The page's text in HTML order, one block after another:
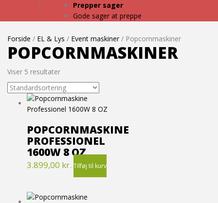
Prepper sager
Gode sager at preppe
Forside / EL & Lys / Event maskiner / Popcornmaskiner
POPCORNMASKINER
Viser 5 resultater
POPCORNMASKINE
PROFESSIONEL
1600W 8 OZ
3.899,00 kr. Tilføj til kurv